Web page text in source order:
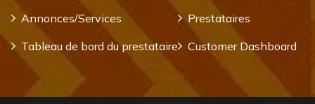
Annonces/Services
Prestataires
Tableau de bord du prestataire
Customer Dashboard